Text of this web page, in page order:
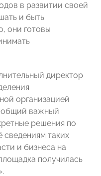
в развитии своей
и быть
они готовы
директор
организацией
важный
решения по
таких
и бизнеса на
получилась